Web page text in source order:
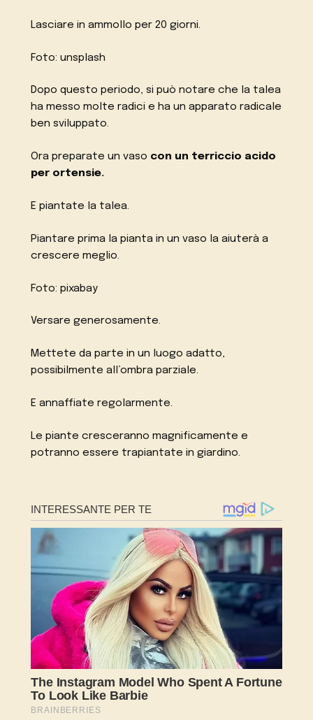
Lasciare in ammollo per 20 giorni.
Foto: unsplash
Dopo questo periodo, si può notare che la talea
ha messo molte radici e ha un apparato radicale
ben sviluppato.
Ora preparate un vaso con un terriccio acido
per ortensie.
E piantate la talea.
Piantare prima la pianta in un vaso la aiuterà a
crescere meglio.
Foto: pixabay
Versare generosamente.
Mettete da parte in un luogo adatto,
possibilmente all’ombra parziale.
E annaffiate regolarmente.
Le piante cresceranno magnificamente e
potranno essere trapiantate in giardino.